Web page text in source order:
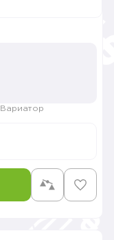
Вариатор